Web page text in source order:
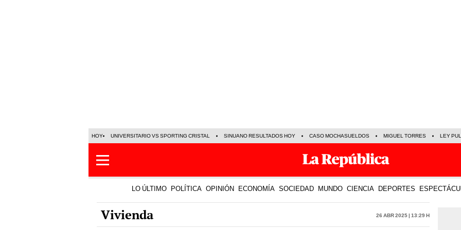
HOY UNIVERSITARIO VS SPORTING CRISTAL SINUANO RESULTADOS HOY CASO MOCHASUELDOS MIGUEL TORRES LEY
LO ÚLTIMO POLÍTICA OPINIÓN ECONOMÍA SOCIEDAD MUNDO CIENCIA DEPORTES
Vivienda 26 Abr 2025 | 13:29 h